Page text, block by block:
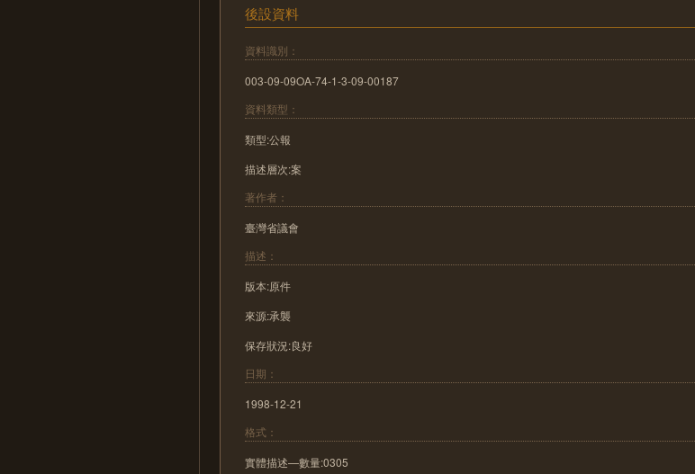
後設資料
資料識別：
003-09-09OA-74-1-3-09-00187
資料類型：
類型:公報
描述層次:案
著作者：
臺灣省議會
描述：
版本:原件
來源:承襲
保存狀況:良好
日期：
1998-12-21
格式：
實體描述—數量:0305